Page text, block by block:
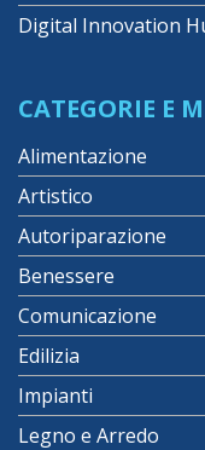
Digital Innovation
CATEGORIE E
Alimentazione
Artistico
Autoriparazione
Benessere
Comunicazione
Edilizia
Impianti
Legno e Arredo